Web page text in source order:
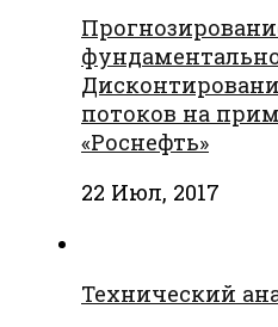
потоков на
«Роснефть»
22 Июл, 2017
Технический